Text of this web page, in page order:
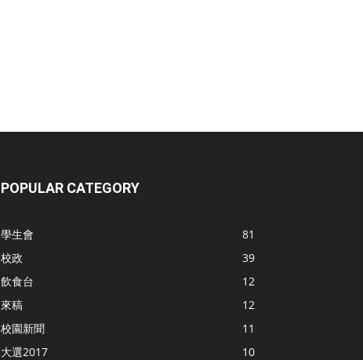
POPULAR CATEGORY
學生會
81
校政
39
飲食台
12
來稿
12
校園新聞
11
大選2017
10